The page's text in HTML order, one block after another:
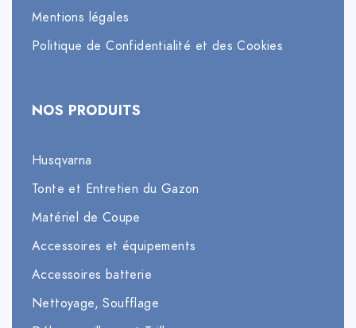
Mentions légales
Politique de Confidentialité et des Cookies
NOS PRODUITS
Husqvarna
Tonte et Entretien du Gazon
Matériel de Coupe
Accessoires et équipements
Accessoires batterie
Nettoyage, Soufflage